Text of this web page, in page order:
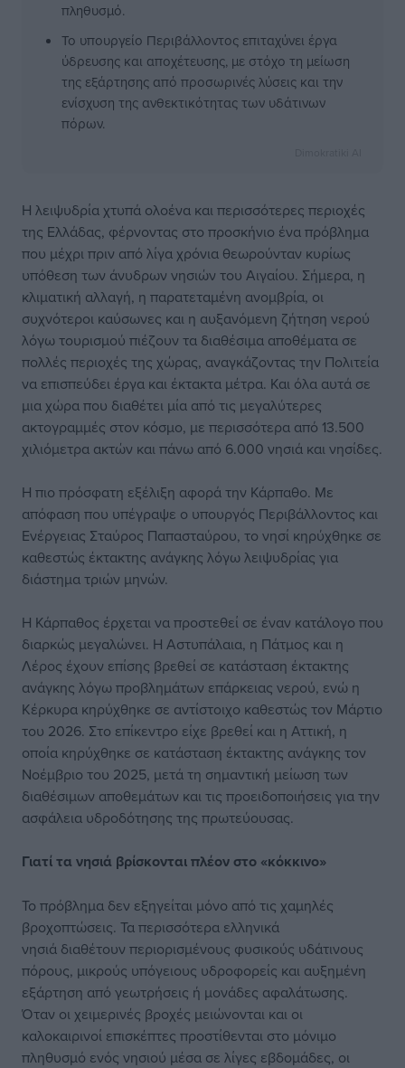
πληθυσμό.
Το υπουργείο Περιβάλλοντος επιταχύνει έργα
ύδρευσης και αποχέτευσης, με στόχο τη μείωση
της εξάρτησης από προσωρινές λύσεις και την
ενίσχυση της ανθεκτικότητας των υδάτινων
πόρων.
Η λειψυδρία χτυπά ολοένα και περισσότερες περιοχές
της Ελλάδας, φέρνοντας στο προσκήνιο ένα πρόβλημα
που μέχρι πριν από λίγα χρόνια θεωρούνταν κυρίως
υπόθεση των άνυδρων νησιών του Αιγαίου. Σήμερα, η
κλιματική αλλαγή, η παρατεταμένη ανομβρία, οι
συχνότεροι καύσωνες και η αυξανόμενη ζήτηση νερού
λόγω τουρισμού πιέζουν τα διαθέσιμα αποθέματα σε
πολλές περιοχές της χώρας, αναγκάζοντας την Πολιτεία
να επισπεύδει έργα και έκτακτα μέτρα. Και όλα αυτά σε
μια χώρα που διαθέτει μία από τις μεγαλύτερες
ακτογραμμές στον κόσμο, με περισσότερα από 13.500
χιλιόμετρα ακτών και πάνω από 6.000 νησιά και νησίδες.
Η πιο πρόσφατη εξέλιξη αφορά την Κάρπαθο. Με
απόφαση που υπέγραψε ο υπουργός Περιβάλλοντος και
Ενέργειας Σταύρος Παπασταύρου, το νησί κηρύχθηκε σε
καθεστώς έκτακτης ανάγκης λόγω λειψυδρίας για
διάστημα τριών μηνών.
Η Κάρπαθος έρχεται να προστεθεί σε έναν κατάλογο που
διαρκώς μεγαλώνει. Η Αστυπάλαια, η Πάτμος και η
Λέρος έχουν επίσης βρεθεί σε κατάσταση έκτακτης
ανάγκης λόγω προβλημάτων επάρκειας νερού, ενώ η
Κέρκυρα κηρύχθηκε σε αντίστοιχο καθεστώς τον Μάρτιο
του 2026. Στο επίκεντρο είχε βρεθεί και η Αττική, η
οποία κηρύχθηκε σε κατάσταση έκτακτης ανάγκης τον
Νοέμβριο του 2025, μετά τη σημαντική μείωση των
διαθέσιμων αποθεμάτων και τις προειδοποιήσεις για την
ασφάλεια υδροδότησης της πρωτεύουσας.
Γιατί τα νησιά βρίσκονται πλέον στο «κόκκινο»
Το πρόβλημα δεν εξηγείται μόνο από τις χαμηλές
βροχοπτώσεις. Τα περισσότερα ελληνικά
νησιά διαθέτουν περιορισμένους φυσικούς υδάτινους
πόρους, μικρούς υπόγειους υδροφορείς και αυξημένη
εξάρτηση από γεωτρήσεις ή μονάδες αφαλάτωσης.
Όταν οι χειμερινές βροχές μειώνονται και οι
καλοκαιρινοί επισκέπτες προστίθενται στο μόνιμο
πληθυσμό ενός νησιού μέσα σε λίγες εβδομάδες, οι